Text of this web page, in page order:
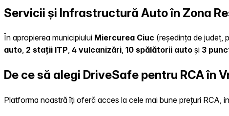
Servicii și Infrastructură Auto în Zona
În apropierea municipiului Miercurea Ciuc (reședința de județ,
auto, 2 stații ITP, 4 vulcanizări, 10 spălătorii auto și 3
De ce să alegi DriveSafe pentru RCA în
Platforma noastră îți oferă acces la cele mai bune prețuri RCA,